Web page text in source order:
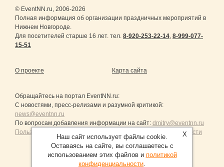
© EventNN.ru, 2006-2026
Полная информация об организации праздничных мероприятий в
Нижнем Новгороде.
Для посетителей старше 16 лет. тел. 8-920-253-22-14, 8-999-077-
15-51
О проекте Карта сайта
Обращайтесь на портал EventNN.ru:
С новостями, пресс-релизами и разумной критикой:
news@eventnn.ru
По вопросам добавления информации на сайт: dmitry@eventnn.ru
Пользовательское Соглашение и политика конфиденциальности
X
Наш сайт использует файлы cookie.
Оставаясь на сайте, вы соглашаетесь с
использованием этих файлов и политикой
конфиденциальности.